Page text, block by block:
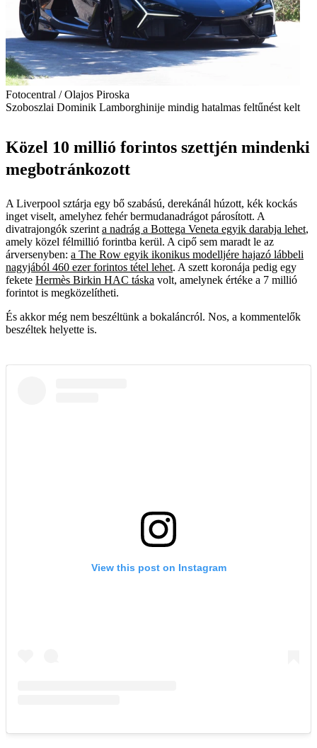
Fotocentral / Olajos Piroska
Szoboszlai Dominik Lamborghinije mindig hatalmas feltűnést kelt
Közel 10 millió forintos szettjén mindenki
megbotránkozott
A Liverpool sztárja egy bő szabású, derekánál húzott, kék kockás
inget viselt, amelyhez fehér bermudanadrágot párosított. A
divatrajongók szerint a nadrág a Bottega Veneta egyik darabja lehet,
amely közel félmillió forintba kerül. A cipő sem maradt le az
árversenyben: a The Row egyik ikonikus modelljére hajazó lábbeli
nagyjából 460 ezer forintos tétel lehet. A szett koronája pedig egy
fekete Hermès Birkin HAC táska volt, amelynek értéke a 7 millió
forintot is megközelítheti.
És akkor még nem beszéltünk a bokaláncról. Nos, a kommentelők
beszéltek helyette is.